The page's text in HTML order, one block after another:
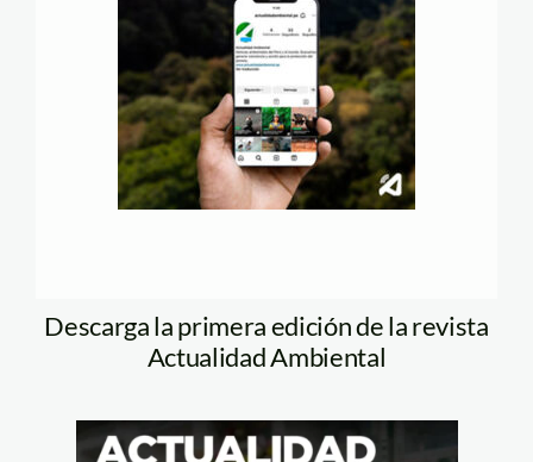
Descarga la primera edición de la revista
Actualidad Ambiental